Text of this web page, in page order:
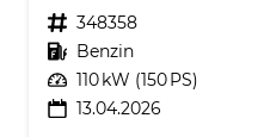
Fahrzeugnr. 348358
Kraftstoff Benzin
Leistung 110 kW (150 PS)
13.04.2026